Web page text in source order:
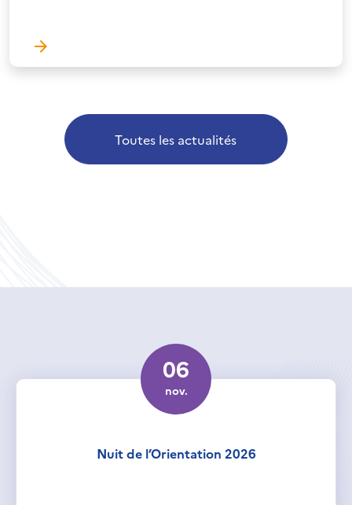
Toutes les actualités
06
nov.
Nuit de l’Orientation 2026